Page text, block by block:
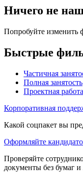
Ничего не
Попробуйте изменить
Быстрые
Частичная
Полная занятость
Проектная работа
Корпоративная
Какой соцпакет вы
Оформляйте
Проверяйте
документы без бумаг